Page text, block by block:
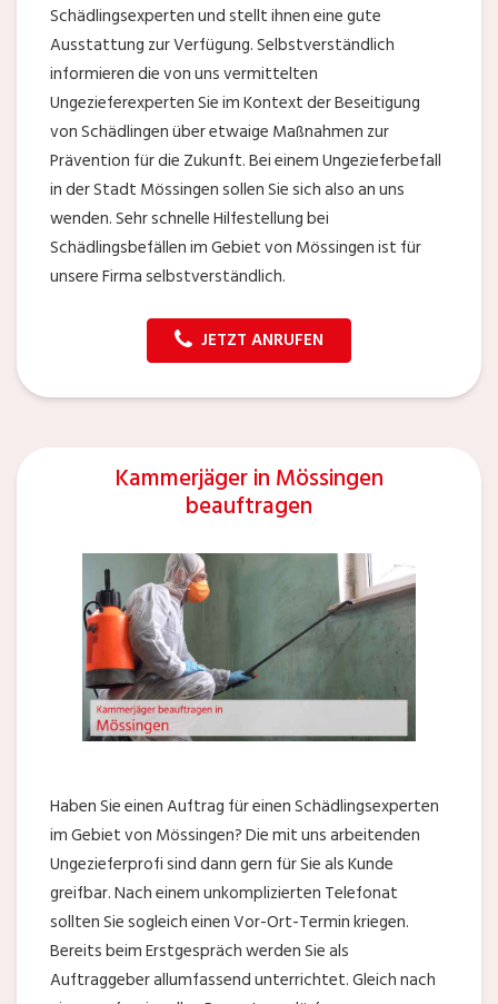
Schädlingsexperten und stellt ihnen eine gute
Ausstattung zur Verfügung. Selbstverständlich
informieren die von uns vermittelten
Ungezieferexperten Sie im Kontext der Beseitigung
von Schädlingen über etwaige Maßnahmen zur
Prävention für die Zukunft. Bei einem Ungezieferbefall
in der Stadt Mössingen sollen Sie sich also an uns
wenden. Sehr schnelle Hilfestellung bei
Schädlingsbefällen im Gebiet von Mössingen ist für
unsere Firma selbstverständlich.
JETZT ANRUFEN
Kammerjäger in Mössingen
beauftragen
Haben Sie einen Auftrag für einen Schädlingsexperten
im Gebiet von Mössingen? Die mit uns arbeitenden
Ungezieferprofi sind dann gern für Sie als Kunde
greifbar. Nach einem unkomplizierten Telefonat
sollten Sie sogleich einen Vor-Ort-Termin kriegen.
Bereits beim Erstgespräch werden Sie als
Auftraggeber allumfassend unterrichtet. Gleich nach